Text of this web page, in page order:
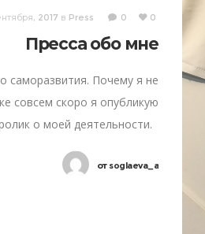
2017 в Press 0 0
Пресса обо мне
саморазвития. Почему я не
совсем скоро я опубликую
о моей деятельности.
отsoglaeva_a